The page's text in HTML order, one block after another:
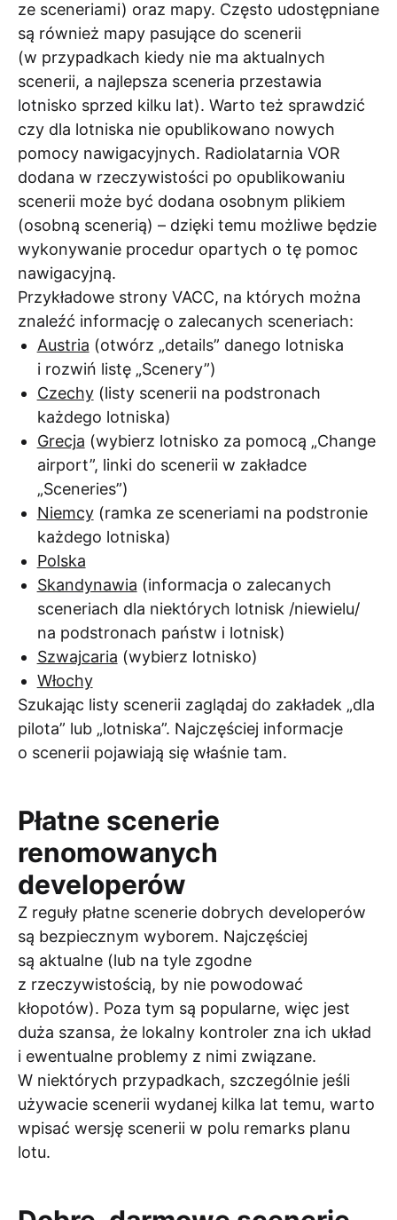
ze sceneriami) oraz mapy. Często udostępniane
są również mapy pasujące do scenerii
(w przypadkach kiedy nie ma aktualnych
scenerii, a najlepsza sceneria przestawia
lotnisko sprzed kilku lat). Warto też sprawdzić
czy dla lotniska nie opublikowano nowych
pomocy nawigacyjnych. Radiolatarnia VOR
dodana w rzeczywistości po opublikowaniu
scenerii może być dodana osobnym plikiem
(osobną scenerią) – dzięki temu możliwe będzie
wykonywanie procedur opartych o tę pomoc
nawigacyjną.
Przykładowe strony VACC, na których można
znaleźć informację o zalecanych sceneriach:
Austria (otwórz „details” danego lotniska
i rozwiń listę „Scenery”)
Czechy(listy scenerii na podstronach
każdego lotniska)
Grecja (wybierz lotnisko za pomocą „Change
airport”, linki do scenerii w zakładce
„Sceneries”)
Niemcy(ramka ze sceneriami na podstronie
każdego lotniska)
Polska
Skandynawia (informacja o zalecanych
sceneriach dla niektórych lotnisk /niewielu/
na podstronach państw i lotnisk)
Szwajcaria (wybierz lotnisko)
Włochy
Szukając listy scenerii zaglądaj do zakładek „dla
pilota” lub „lotniska”. Najczęściej informacje
o scenerii pojawiają się właśnie tam.
Płatne scenerie
renomowanych
developerów
Z reguły płatne scenerie dobrych developerów
są bezpiecznym wyborem. Najczęściej
są aktualne (lub na tyle zgodne
z rzeczywistością, by nie powodować
kłopotów). Poza tym są popularne, więc jest
duża szansa, że lokalny kontroler zna ich układ
i ewentualne problemy z nimi związane.
W niektórych przypadkach, szczególnie jeśli
używacie scenerii wydanej kilka lat temu, warto
wpisać wersję scenerii w polu remarks planu
lotu.